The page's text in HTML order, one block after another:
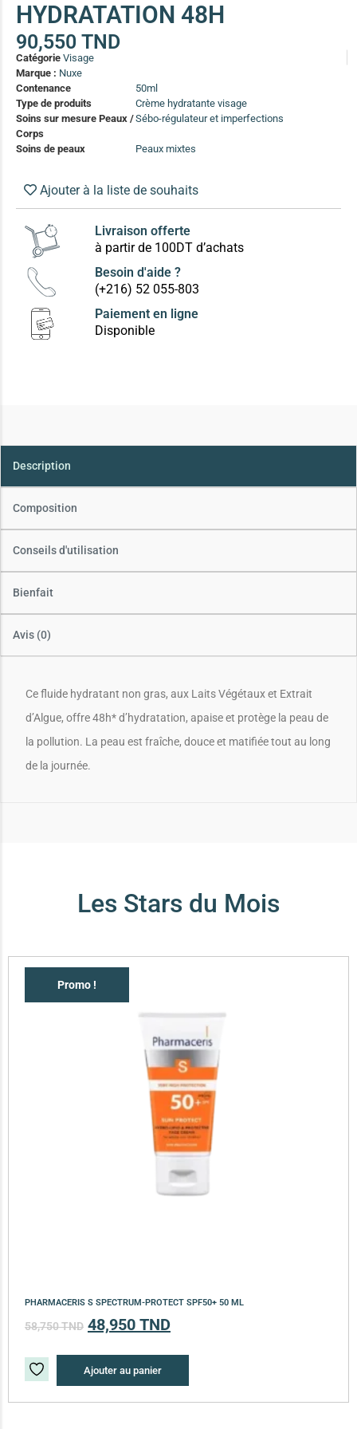
(13)
Soin anti-pelliculaire
Soin pointes cassantes et fourchues
Soins Solaires Ciblés
Pour chaque type de peau, une solution
Soins ciblé enfants / adolescent (5-18 ans)
HYDRATATION 48H
90,550 TND
Catégorie Visage
Marque : Nuxe
Contenance
50ml
Type de produits
Crème hydratante visage
Soins sur mesure Peaux /
Corps
Sébo-régulateur et imperfections
Soins de peaux Peaux mixtes
Ajouter à la liste de souhaits
Livraison offerte
à partir de 100DT d’achats
Besoin d'aide ?
(+216) 52 055-803
Paiement en ligne
Disponible
Bienfait
Conseils d'utilisation
Composition
Description
Avis (0)
Ce fluide hydratant non gras, aux Laits Végétaux et Extrait
d’Algue, offre 48h* d’hydratation, apaise et protège la peau de
la pollution. La peau est fraîche, douce et matifiée tout au long
de la journée.
Les Stars du Mois
Promo !
PHARMACERIS S SPECTRUM-PROTECT SPF50+ 50 ML
58,750TND 48,950 TND
Ajouter au panier